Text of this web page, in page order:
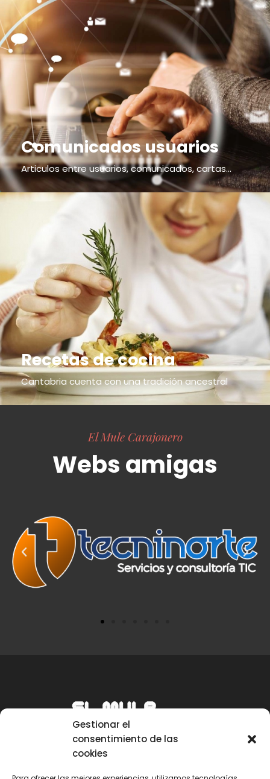
Gestionar el
consentimiento de las
cookies
Comunicados usuarios
Articulos entre usuarios, comunicados, cartas...
Recetas de cocina
Cantabria cuenta con una tradición ancestral
El Mule Carajonero
Webs amigas